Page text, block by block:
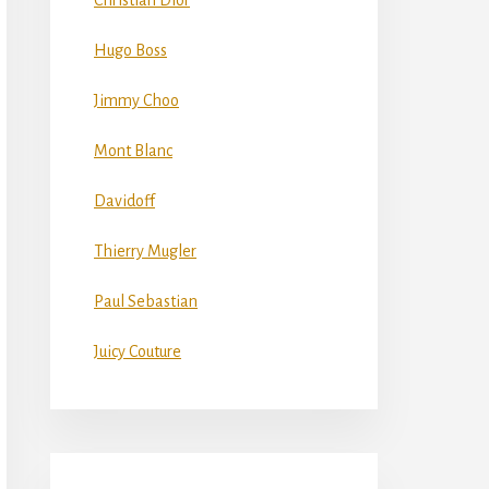
Hugo Boss
Jimmy Choo
Mont Blanc
Davidoff
Thierry Mugler
Paul Sebastian
Juicy Couture